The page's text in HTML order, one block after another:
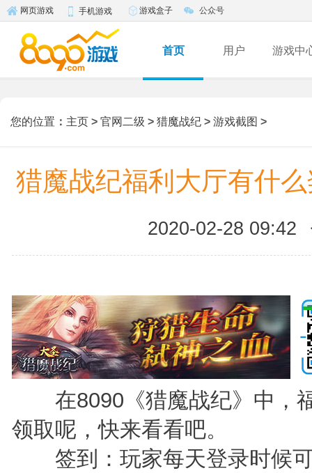
网页游戏 手机游戏 游戏盒子 公众号
首页 用户 游戏中
您的位置 ： 主页 > 官网二级 > 猎魔战纪 > 游戏截图 >
猎魔战纪福利大厅有什
2020-02-28 09:42
在8090《猎魔战纪》中，
领取呢，快来看看吧。
签到：玩家每天登录时候可